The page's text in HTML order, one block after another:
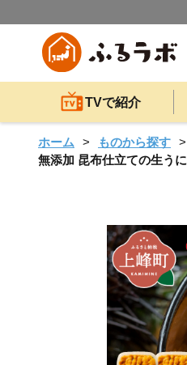
TVで紹介
ホーム ものから探す
無添加 昆布仕立ての生う